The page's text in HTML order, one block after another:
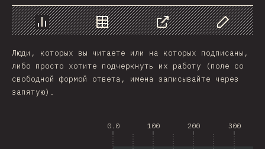
График Данные Поделиться Изменить
Люди, которых вы читаете или на которых подписаны,
либо просто хотите подчеркнуть их работу (поле со
свободной формой ответа, имена записывайте через
запятую).
0.0 100 200 300